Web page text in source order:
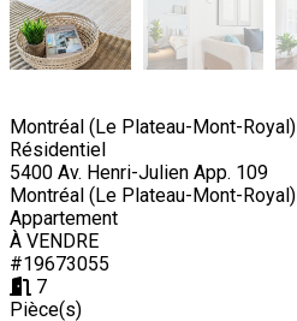
Montréal (Le Plateau-Mont-Royal)
Résidentiel
5400 Av. Henri-Julien App. 109
Montréal (Le Plateau-Mont-Royal)
Appartement
À VENDRE
#19673055
7
Pièce(s)